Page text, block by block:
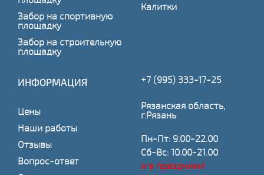
Забор на спортивную
площадку
Забор на строительную
площадку
Калитки
ИНФОРМАЦИЯ
Цены
Наши работы
Отзывы
Вопрос-ответ
+7 (995) 333-17-25
Рязанская область,
г.Рязань
Пн-Пт: 9.00-22.00
Сб-Вс: 10.00-21.00
и в праздники!